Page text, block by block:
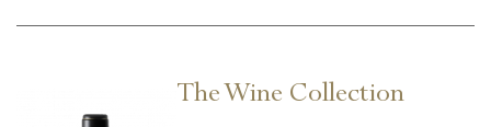
The Wine Collection